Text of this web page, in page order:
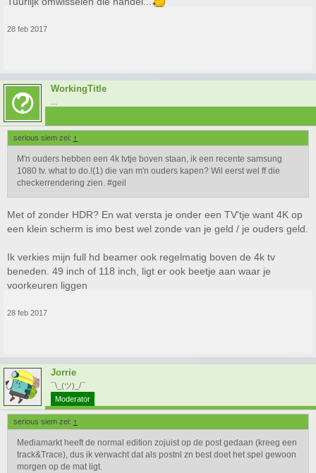
28 feb 2017
WorkingTitle
serious siem zei: ↑
M'n ouders hebben een 4k tvtje boven staan, ik een recente samsung
1080 tv. what to do.!(1) die van m'n ouders kapen? Wil eerst wel ff die
checkerrendering zien. #geil
Met of zonder HDR? En wat versta je onder een TV'tje want 4K op
een klein scherm is imo best wel zonde van je geld / je ouders geld.
Ik verkies mijn full hd beamer ook regelmatig boven de 4k tv
beneden. 49 inch of 118 inch, ligt er ook beetje aan waar je
voorkeuren liggen
28 feb 2017
Jorrie
¯\_(ツ)_/¯
Moderator
serious siem zei: ↑
Mediamarkt heeft de normal edition zojuist op de post gedaan (kreeg een
track&Trace), dus ik verwacht dat als postnl zn best doet het spel gewoon
morgen op de mat ligt.